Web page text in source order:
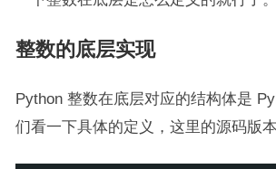
整数的底层实现
Python 整数在底层对应的结构体是
们看一下具体的定义，这里的源码版